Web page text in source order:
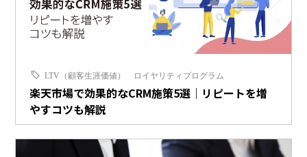
LTV（顧客生涯価値） ロイヤリティプログラム
楽天市場で効果的なCRM施策5選｜リピートを増
やすコツも解説